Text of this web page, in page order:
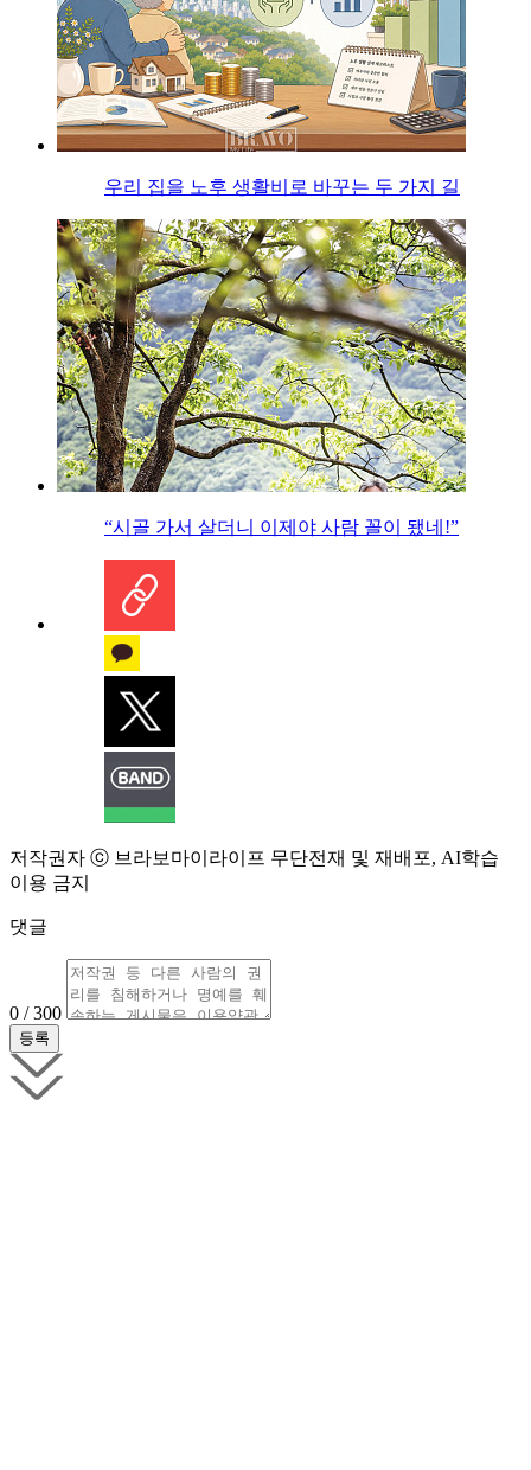
우리 집을 노후 생활비로 바꾸는 두 가지 길
“시골 가서 살더니 이제야 사람 꼴이 됐네!”
저작권자 ⓒ 브라보마이라이프 무단전재 및 재배포, AI학습
이용 금지
댓글
0 / 300